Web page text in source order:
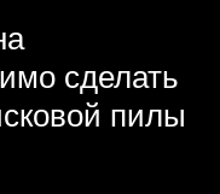
сделать
пилы